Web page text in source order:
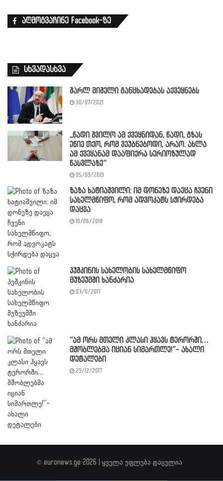
აღმოგვაჩინე Facebook-ზე
სხვადასხვა
შარლ მიშელი განცხადებას აქვეყნებს
30/07/2021
,,წადი შვილო ამ ქვეყნიდან, წადი, გზას
ეწიე თქო, რომ ვეუბნებოდი, არაო. ახლა
ამ ქვეყანამ დააფიქრა სერიოზულად
წასვლაზე”
05/09/2019
ზაზა ხატიაშვილი: იმ დონეზე დაეცა ჩვენი
სახელმწიფო, რომ ადვოკატს სჭირდება
დაცვა
10/06/2018
პუშკინის სახელობის სახელმწიფო
მუზეუმში ხანძარია
03/11/2017
“ამ ორს მთელი კლასი ჰყავს ტერორში…
მშობლებმა იციან სიმართლე!”- ახალი
დეტალები
29/12/2017
© euronews.ge 2026 | ყველა უფლება დაცულია